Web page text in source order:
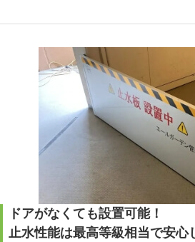
ドアがなくても設置可能！
止水性能は最高等級相当で安心